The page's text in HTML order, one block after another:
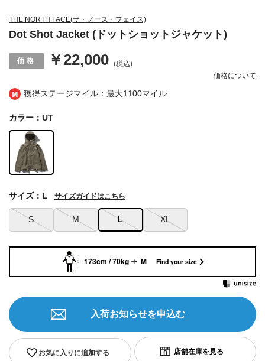
獲得ステージマイル：最大1100マイル
THE NORTH FACE(ザ・ノース・フェイス)
Dot Shot Jacket (ドットショットジャケット)
￥22,000 (税込)
価格について
カラー：UT
S M L XL
サイズ：L サイズガイドはこちら
お気に入りに追加する
入荷お知らせを申込む
173cm / 70kg M Find your size